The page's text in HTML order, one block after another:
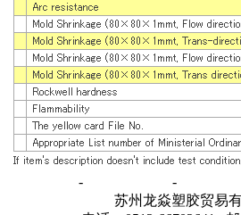
- -
苏州龙焱塑胶贸易有限公司